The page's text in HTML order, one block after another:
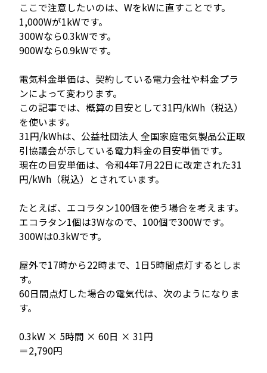
ここで注意したいのは、WをkWに直すことです。
1,000Wが1kWです。
300Wなら0.3kWです。
900Wなら0.9kWです。
電気料金単価は、契約している電力会社や料金プラ
ンによって変わります。
この記事では、概算の目安として31円/kWh（税込）
を使います。
31円/kWhは、公益社団法人 全国家庭電気製品公正取
引協議会が示している電力料金の目安単価です。
現在の目安単価は、令和4年7月22日に改定された31
円/kWh（税込）とされています。
たとえば、エコラタン100個を使う場合を考えます。
エコラタン1個は3Wなので、100個で300Wです。
300Wは0.3kWです。
屋外で17時から22時まで、1日5時間点灯するとしま
す。
60日間点灯した場合の電気代は、次のようになりま
す。
0.3kW × 5時間 × 60日 × 31円
＝2,790円